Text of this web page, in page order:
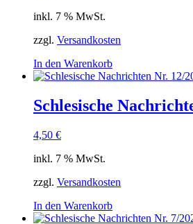
inkl. 7 % MwSt.
zzgl. Versandkosten
In den Warenkorb
Schlesische
4,50 €
inkl. 7 % MwSt.
zzgl. Versandkosten
In den Warenkorb